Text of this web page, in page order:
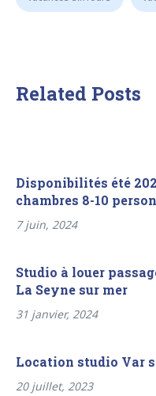
Related Posts
Disponibilités été
chambres 8-10
7 juin, 2024
Studio à louer
La Seyne sur mer
31 janvier, 2024
Location studio Var
20 juillet, 2023